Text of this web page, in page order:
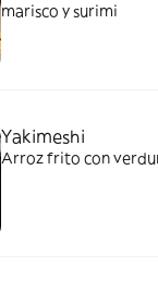
marisco y surimi
Yakimeshi
Arroz frito con